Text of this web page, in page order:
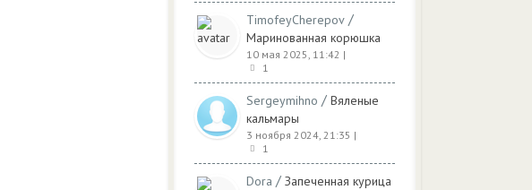
TimofeyCherepov /
Маринованная корюшка
10 мая 2025, 11:42 |
1
Sergeymihno / Вяленые
кальмары
3 ноября 2024, 21:35 |
1
Dora / Запеченная курица